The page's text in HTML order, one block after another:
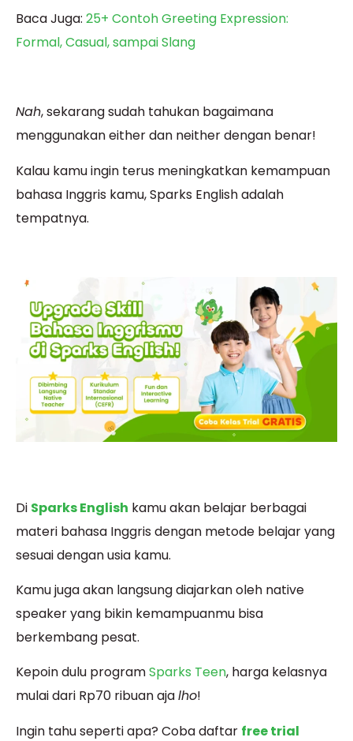
Baca Juga: 25+ Contoh Greeting Expression:
Formal, Casual, sampai Slang
Nah, sekarang sudah tahukan bagaimana
menggunakan either dan neither dengan benar!
Kalau kamu ingin terus meningkatkan kemampuan
bahasa Inggris kamu, Sparks English adalah
tempatnya.
Di Sparks English kamu akan belajar berbagai
materi bahasa Inggris dengan metode belajar yang
sesuai dengan usia kamu.
Kamu juga akan langsung diajarkan oleh native
speaker yang bikin kemampuanmu bisa
berkembang pesat.
Kepoin dulu programSparks Teen, harga kelasnya
mulai dari Rp70 ribuan ajalho!
Ingin tahu seperti apa? Coba daftar free trial